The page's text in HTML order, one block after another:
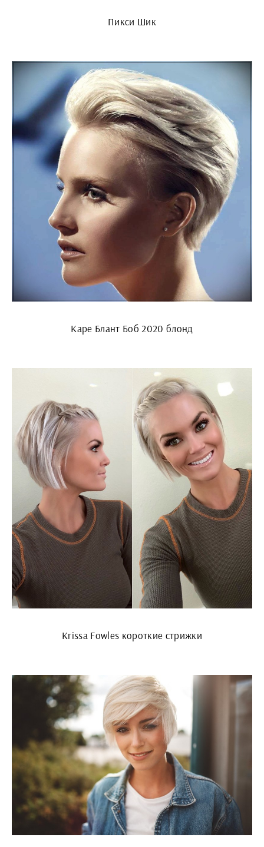
Пикси Шик
Каре Блант Боб 2020 блонд
Krissa Fowles короткие стрижки